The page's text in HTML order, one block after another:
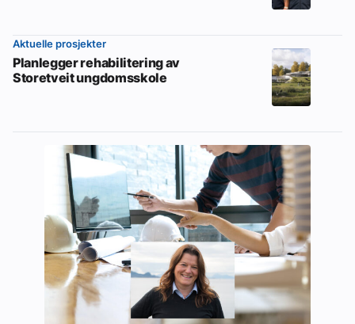
Aktuelle prosjekter
Planlegger rehabilitering av
Storetveit ungdomsskole